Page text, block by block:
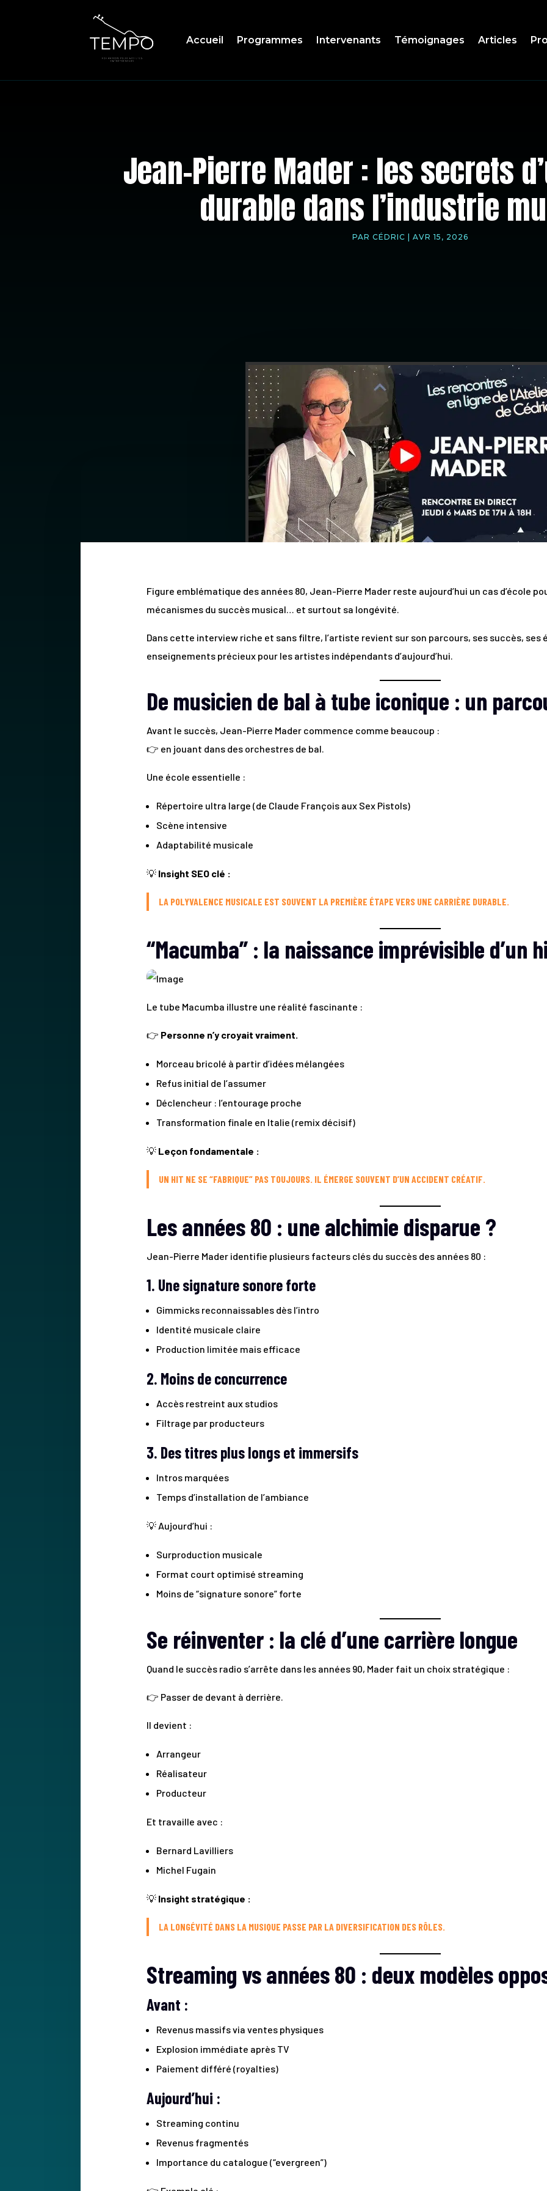
Accueil Programmes Intervenants Témoignages Articles
Jean-Pierre Mader : les secrets
durable dans l’industrie
PAR CÉDRIC AVR 15, 2026
Figure emblématique des années 80, Jean-Pierre Mader reste aujourd’hui un cas d’école
mécanismes du succès musical… et surtout sa longévité.
Dans cette interview riche et sans filtre, l’artiste revient sur son parcours, ses succès, ses
enseignements précieux pour les artistes indépendants d’aujourd’hui.
De musicien de bal à tube iconique : un
Avant le succès, Jean-Pierre Mader commence comme beaucoup :
👉 en jouant dans des orchestres de bal.
Une école essentielle :
Répertoire ultra large (de Claude François aux Sex Pistols)
Scène intensive
Adaptabilité musicale
💡 Insight SEO clé :
LA POLYVALENCE MUSICALE EST SOUVENT LA PREMIÈRE ÉTAPE VERS UNE CARRIÈRE DURABLE.
“Macumba” : la naissance imprévisible d’un
Le tube Macumba illustre une réalité fascinante :
👉 Personne n’y croyait vraiment.
Morceau bricolé à partir d’idées mélangées
Refus initial de l’assumer
Déclencheur : l’entourage proche
Transformation finale en Italie (remix décisif)
💡 Leçon fondamentale :
UN HIT NE SE “FABRIQUE” PAS TOUJOURS. IL ÉMERGE SOUVENT D’UN ACCIDENT CRÉATIF.
Les années 80 : une alchimie disparue ?
Jean-Pierre Mader identifie plusieurs facteurs clés du succès des années 80 :
1. Une signature sonore forte
Gimmicks reconnaissables dès l’intro
Identité musicale claire
Production limitée mais efficace
2. Moins de concurrence
Accès restreint aux studios
Filtrage par producteurs
3. Des titres plus longs et immersifs
Intros marquées
Temps d’installation de l’ambiance
💡 Aujourd’hui :
Surproduction musicale
Format court optimisé streaming
Moins de “signature sonore” forte
Se réinventer : la clé d’une carrière longue
Quand le succès radio s’arrête dans les années 90, Mader fait un choix stratégique :
👉 Passer de devant à derrière.
Il devient :
Arrangeur
Réalisateur
Producteur
Et travaille avec :
Bernard Lavilliers
Michel Fugain
💡 Insight stratégique :
LA LONGÉVITÉ DANS LA MUSIQUE PASSE PAR LA DIVERSIFICATION DES RÔLES.
Streaming vs années 80 : deux modèles
Avant :
Revenus massifs via ventes physiques
Explosion immédiate après TV
Paiement différé (royalties)
Aujourd’hui :
Streaming continu
Revenus fragmentés
Importance du catalogue (“evergreen”)